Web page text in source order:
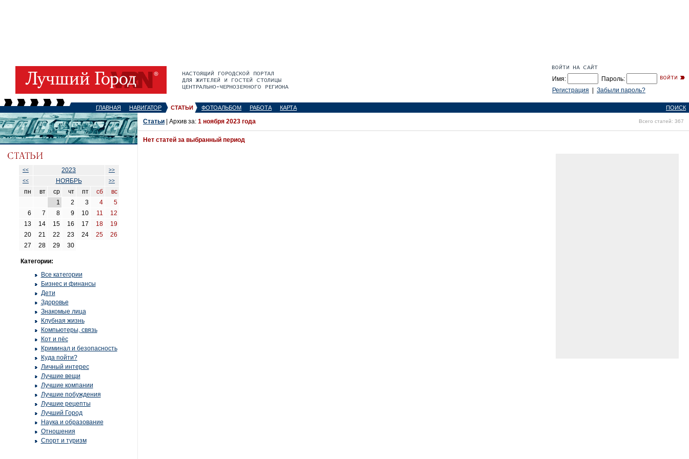
Имя:
Пароль:
Регистрация
Забыли пароль?
ГЛАВНАЯ НАВИГАТОР СТАТЬИ ФОТОАЛЬБОМ РАБОТА КАРТА ПОИСК
<< 2023
>>
<<
НОЯБРЬ >>
пн вт ср чт пт сб
вс
1
2 3 4
5
6
7 8 9 10 11
12
13
14 15 16 17 18
19
20
21 22 23 24 25
26
27
28 29 30
Категории:
Все категории
Бизнес и финансы
Дети
Здоровье
Знакомые лица
Клубная жизнь
Компьютеры, связь
Кот и пёс
Криминал и безопасность
Куда пойти?
Личный интерес
Лучшие вещи
Лучшие компании
Лучшие побуждения
Лучшие рецепты
Лучший Город
Наука и образование
Отношения
Спорт и туризм
Статьи | Архив за: 1 ноября 2023 года Всего статей: 367
Нет статей за выбранный период